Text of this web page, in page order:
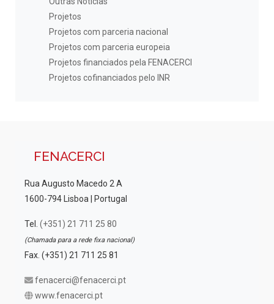
Projetos
Projetos com parceria nacional
Projetos com parceria europeia
Projetos financiados pela FENACERCI
Projetos cofinanciados pelo INR
FENACERCI
Rua Augusto Macedo 2 A
1600-794 Lisboa | Portugal
Tel. (+351) 21 711 25 80
(Chamada para a rede fixa nacional)
Fax. (+351) 21 711 25 81
fenacerci@fenacerci.pt
www.fenacerci.pt